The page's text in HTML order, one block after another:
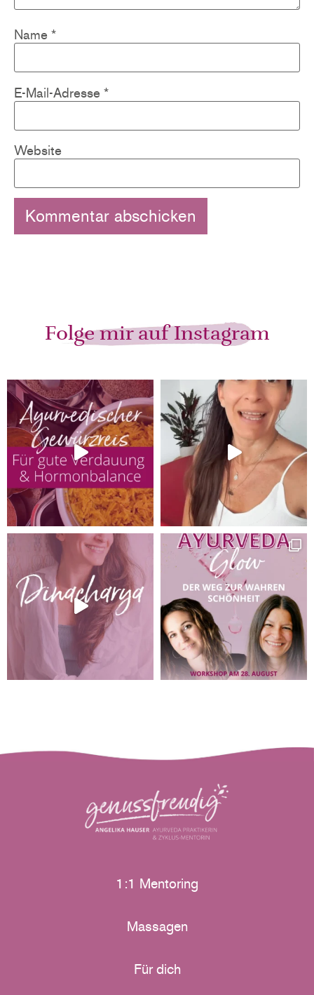
Name *
E-Mail-Adresse *
Website
Folge mir auf Instagram
1:1 Mentoring
Massagen
Für dich